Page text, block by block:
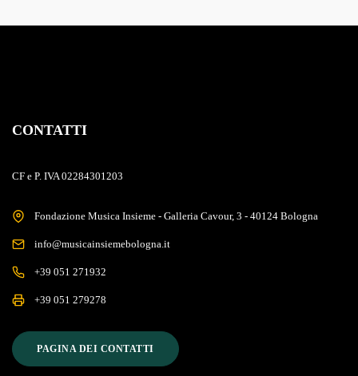
CONTATTI
CF e P. IVA 02284301203
Fondazione Musica Insieme - Galleria Cavour, 3 - 40124 Bologna
info@musicainsiemebologna.it
+39 051 271932
+39 051 279278
PAGINA DEI CONTATTI